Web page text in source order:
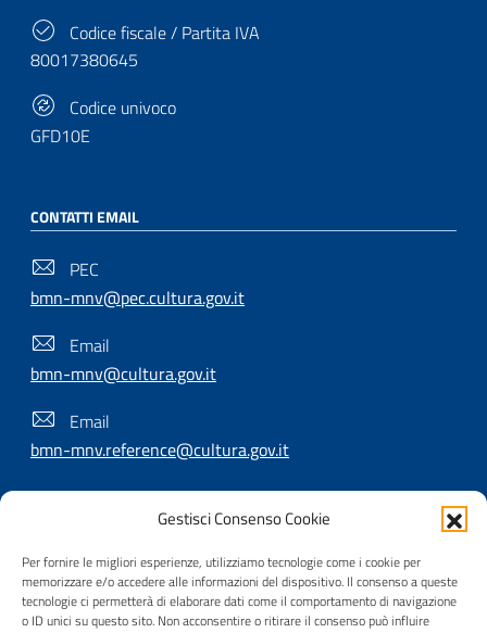
Gestisci Consenso Cookie
Per fornire le migliori esperienze, utilizziamo tecnologie come i cookie per
memorizzare e/o accedere alle informazioni del dispositivo. Il consenso a queste
tecnologie ci permetterà di elaborare dati come il comportamento di navigazione
o ID unici su questo sito. Non acconsentire o ritirare il consenso può influire
Codice fiscale / Partita IVA
80017380645
Codice univoco
GFD10E
CONTATTI EMAIL
PEC
bmn-mnv@pec.cultura.gov.it
Email
bmn-mnv@cultura.gov.it
Email
bmn-mnv.reference@cultura.gov.it